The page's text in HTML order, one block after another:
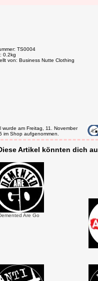
TS0004
0.2kg
von: Business Nutte Clothing
wurde am Freitag, 11. November
im Shop aufgenommen.
Artikel könnten dich
Are Go